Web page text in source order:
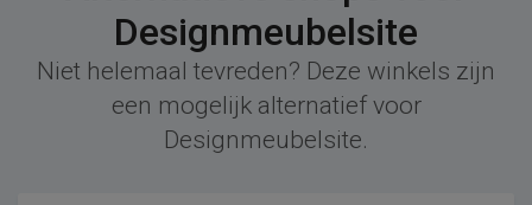
Designmeubelsite
Niet helemaal tevreden? Deze winkels zijn
een mogelijk alternatief voor
Designmeubelsite.